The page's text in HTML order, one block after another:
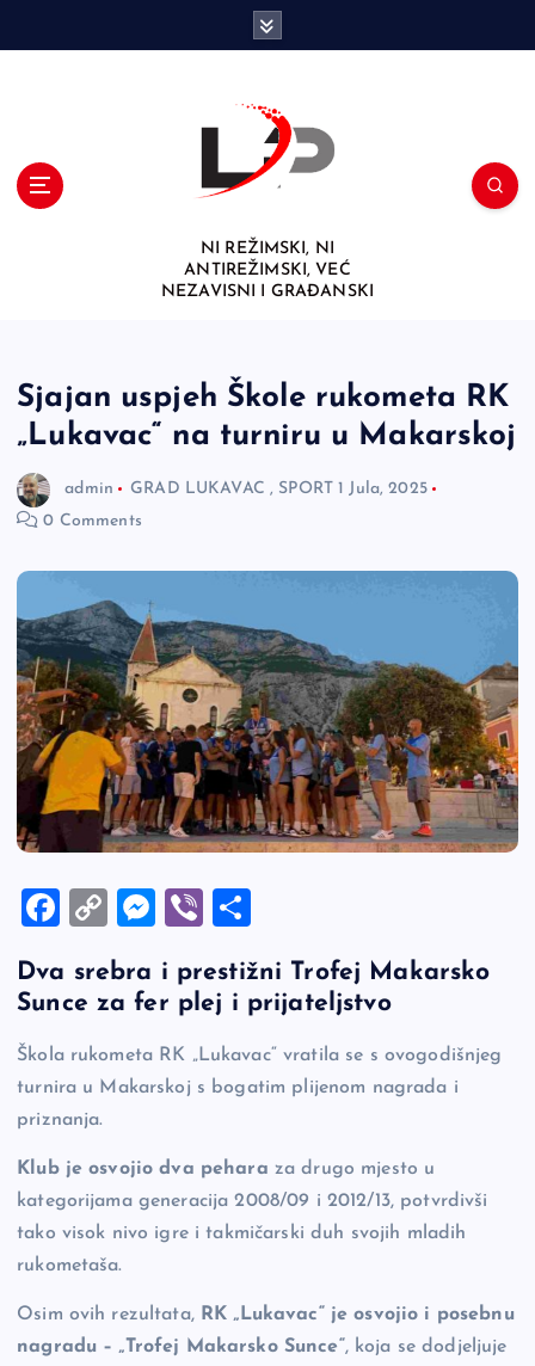
NI REŽIMSKI, NI
ANTIREŽIMSKI, VEĆ
NEZAVISNI I GRAĐANSKI
Sjajan uspjeh Škole rukometa RK
„Lukavac“ na turniru u Makarskoj
admin GRAD LUKAVAC , SPORT 1 Jula, 2025
0 Comments
F
c
e
b
o
o
k
C
p
y
Li
n
M
se
n
g
er
Vi
er ar
e
Dva srebra i prestižni Trofej Makarsko
Sunce za fer plej i prijateljstvo
Škola rukometa RK „Lukavac“ vratila se s ovogodišnjeg
turnira u Makarskoj s bogatim plijenom nagrada i
priznanja.
Klub je osvojio dva pehara za drugo mjesto u
kategorijama generacija 2008/09 i 2012/13, potvrdivši
tako visok nivo igre i takmičarski duh svojih mladih
rukometaša.
Osim ovih rezultata, RK „Lukavac“ je osvojio i posebnu
nagradu – „Trofej Makarsko Sunce“, koja se dodjeljuje